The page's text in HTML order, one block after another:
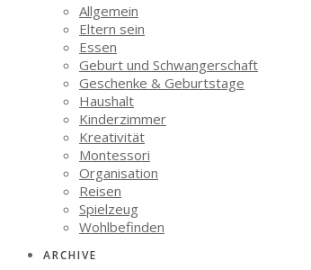
Allgemein
Eltern sein
Essen
Geburt und Schwangerschaft
Geschenke & Geburtstage
Haushalt
Kinderzimmer
Kreativität
Montessori
Organisation
Reisen
Spielzeug
Wohlbefinden
ARCHIVE